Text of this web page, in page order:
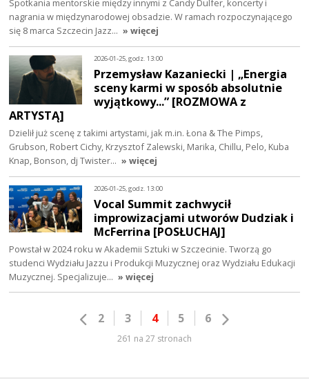
Spotkania mentorskie między innymi z Candy Dulfer, koncerty i
nagrania w międzynarodowej obsadzie. W ramach rozpoczynającego
się 8 marca Szczecin Jazz… » więcej
2026-01-25, godz. 13:00
Przemysław Kazaniecki | „Energia
sceny karmi w sposób absolutnie
wyjątkowy...” [ROZMOWA z
ARTYSTĄ]
Dzielił już scenę z takimi artystami, jak m.in. Łona & The Pimps,
Grubson, Robert Cichy, Krzysztof Zalewski, Marika, Chillu, Pelo, Kuba
Knap, Bonson, dj Twister… » więcej
2026-01-25, godz. 13:00
Vocal Summit zachwycił
improwizacjami utworów Dudziak i
McFerrina [POSŁUCHAJ]
Powstał w 2024 roku w Akademii Sztuki w Szczecinie. Tworzą go
studenci Wydziału Jazzu i Produkcji Muzycznej oraz Wydziału Edukacji
Muzycznej. Specjalizuje… » więcej
2 3 4 5 6
261 na 27 stronach